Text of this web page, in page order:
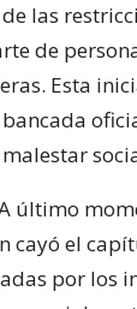
las
de
Esta
último
cayó el
por los